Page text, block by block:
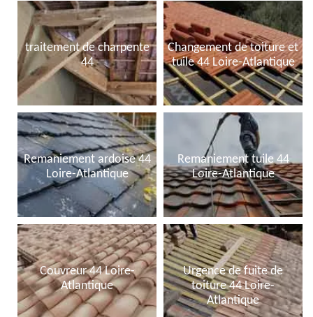
traitement de charpente
44
Changement de toiture et
tuile 44 Loire-Atlantique
Remaniement ardoise 44
Loire-Atlantique
Remaniement tuile 44
Loire-Atlantique
Couvreur 44 Loire-
Atlantique
Urgence de fuite de
toiture 44 Loire-
Atlantique